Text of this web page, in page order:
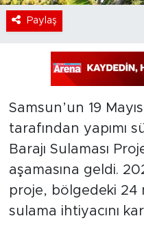
Paylaş
Samsun’un 19
tarafından yapımı
Barajı Sulaması
aşamasına geldi.
proje, bölgedeki 24
sulama ihtiyacını